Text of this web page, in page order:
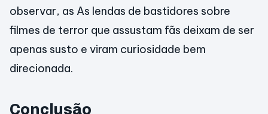
observar, as As lendas de bastidores sobre
filmes de terror que assustam fãs deixam de ser
apenas susto e viram curiosidade bem
direcionada.
Conclusão